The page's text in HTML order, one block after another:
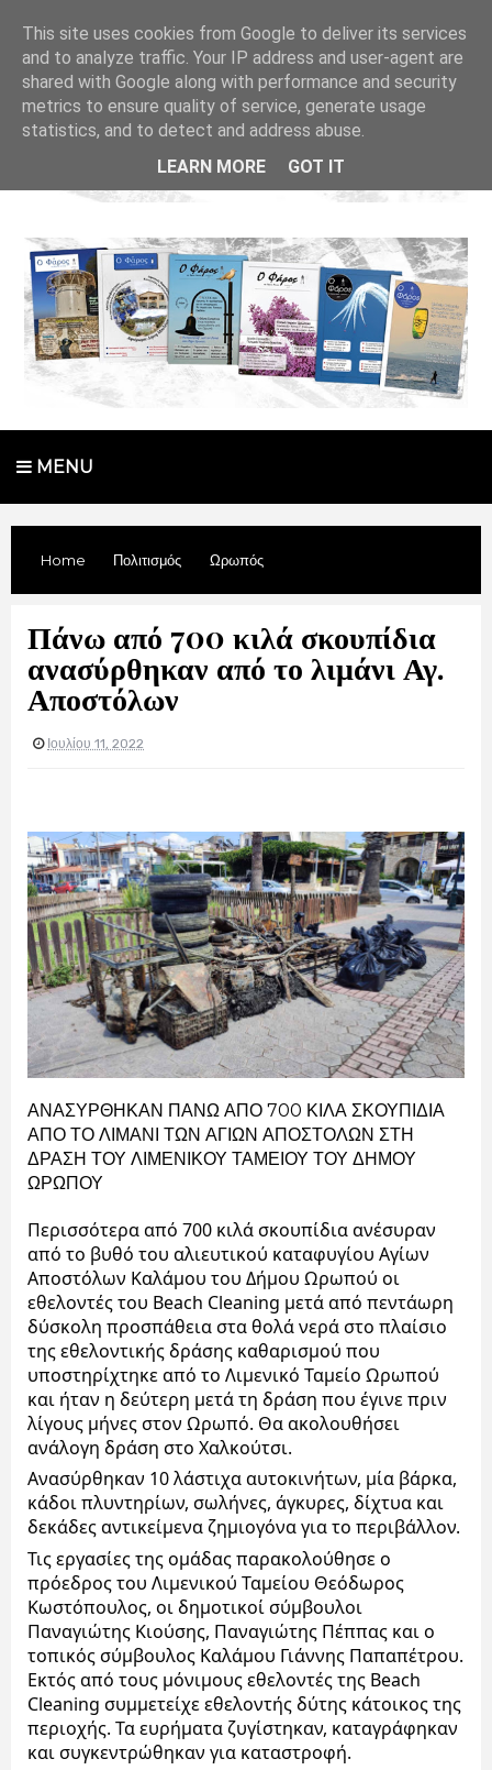
MENU
Home Πολιτισμός Ωρωπός
Πάνω από 700 κιλά σκουπίδια
ανασύρθηκαν από το λιμάνι Αγ.
Αποστόλων
Ιουλίου 11, 2022
ΑΝΑΣΥΡΘΗΚΑΝ ΠΑΝΩ ΑΠΟ 700 ΚΙΛΑ ΣΚΟΥΠΙΔΙΑ
ΑΠΟ ΤΟ ΛΙΜΑΝΙ ΤΩΝ ΑΓΙΩΝ ΑΠΟΣΤΟΛΩΝ ΣΤΗ
ΔΡΑΣΗ ΤΟΥ ΛΙΜΕΝΙΚΟΥ ΤΑΜΕΙΟΥ ΤΟΥ ΔΗΜΟΥ
ΩΡΩΠΟΥ
Περισσότερα από 700 κιλά σκουπίδια ανέσυραν
από το βυθό του αλιευτικού καταφυγίου Αγίων
Αποστόλων Καλάμου του Δήμου Ωρωπού οι
εθελοντές του Beach Cleaning μετά από πεντάωρη
δύσκολη προσπάθεια στα θολά νερά στο πλαίσιο
της εθελοντικής δράσης καθαρισμού που
υποστηρίχτηκε από το Λιμενικό Ταμείο Ωρωπού
και ήταν η δεύτερη μετά τη δράση που έγινε πριν
λίγους μήνες στον Ωρωπό. Θα ακολουθήσει
ανάλογη δράση στο Χαλκούτσι.
Ανασύρθηκαν 10 λάστιχα αυτοκινήτων, μία βάρκα,
κάδοι πλυντηρίων, σωλήνες, άγκυρες, δίχτυα και
δεκάδες αντικείμενα ζημιογόνα για το περιβάλλον.
Τις εργασίες της ομάδας παρακολούθησε ο
πρόεδρος του Λιμενικού Ταμείου Θεόδωρος
Κωστόπουλος, οι δημοτικοί σύμβουλοι
Παναγιώτης Κιούσης, Παναγιώτης Πέππας και ο
τοπικός σύμβουλος Καλάμου Γιάννης Παπαπέτρου.
Εκτός από τους μόνιμους εθελοντές της Beach
Cleaning συμμετείχε εθελοντής δύτης κάτοικος της
περιοχής. Τα ευρήματα ζυγίστηκαν, καταγράφηκαν
και συγκεντρώθηκαν για καταστροφή.
This site uses cookies from Google to deliver its services
and to analyze traffic. Your IP address and user-agent are
shared with Google along with performance and security
metrics to ensure quality of service, generate usage
statistics, and to detect and address abuse.
LEARN MORE
GOT IT